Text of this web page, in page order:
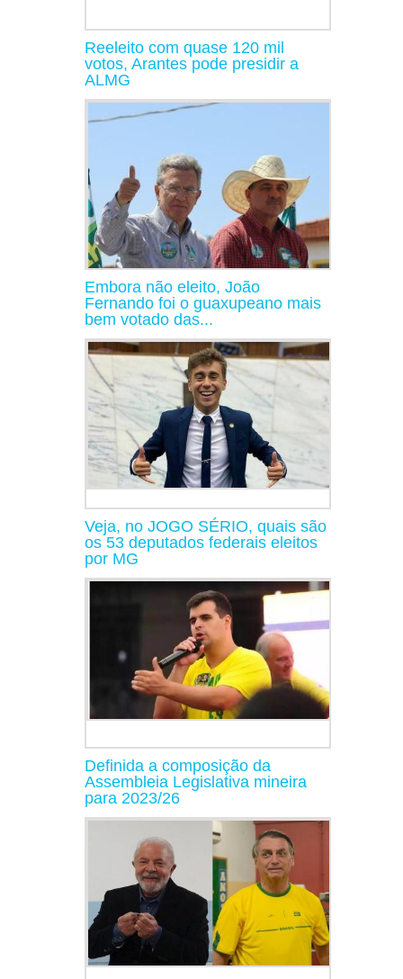
Reeleito com quase 120 mil
votos, Arantes pode presidir a
ALMG
Embora não eleito, João
Fernando foi o guaxupeano mais
bem votado das...
Veja, no JOGO SÉRIO, quais são
os 53 deputados federais eleitos
por MG
Definida a composição da
Assembleia Legislativa mineira
para 2023/26